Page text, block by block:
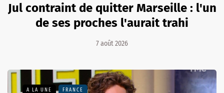
Jul contraint de quitter Marseille : l'un
de ses proches l'aurait trahi
7 août 2026
A LA UNE FRANCE